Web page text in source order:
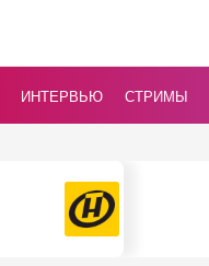
ИНТЕРВЬЮ СТРИМЫ